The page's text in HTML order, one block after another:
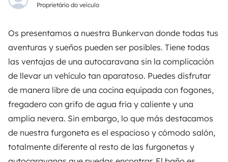
Proprietário do veículo
Os presentamos a nuestra Bunkervan donde todas tus
aventuras y sueños pueden ser posibles. Tiene todas
las ventajas de una autocaravana sin la complicación
de llevar un vehículo tan aparatoso. Puedes disfrutar
de manera libre de una cocina equipada con fogones,
fregadero con grifo de agua fria y caliente y una
amplia nevera. Sin embargo, lo que más destacamos
de nuestra furgoneta es el espacioso y cómodo salón,
totalmente diferente al resto de las furgonetas y
ALUGUER DE AUTOCARAVANAS
Como funciona?
Alugar uma autocaravana
Primeiros passos de autocaravana
Os comentários dos nossos utilizadores